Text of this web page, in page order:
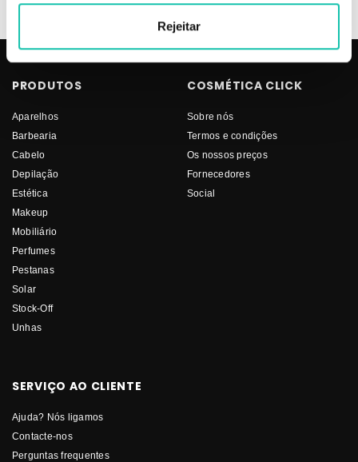
Rejeitar
PRODUTOS
Aparelhos
Barbearia
Cabelo
Depilação
Estética
Makeup
Mobiliário
Perfumes
Pestanas
Solar
Stock-Off
Unhas
COSMÉTICA CLICK
Sobre nós
Termos e condições
Os nossos preços
Fornecedores
Social
SERVIÇO AO CLIENTE
Ajuda? Nós ligamos
Contacte-nos
Perguntas frequentes